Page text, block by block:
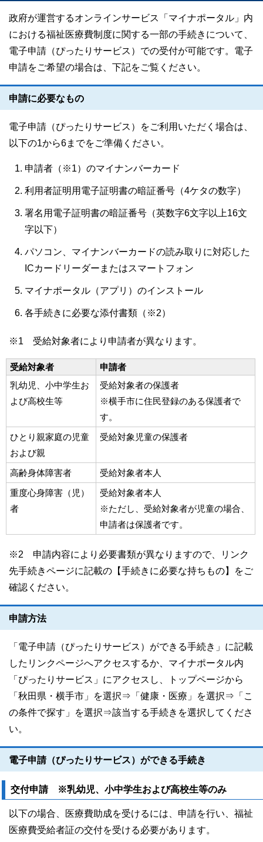
政府が運営するオンラインサービス「マイナポータル」内
における福祉医療費制度に関する一部の手続きについて、
電子申請（ぴったりサービス）での受付が可能です。電子
申請をご希望の場合は、下記をご覧ください。
申請に必要なもの
電子申請（ぴったりサービス）をご利用いただく場合は、
以下の1から6までをご準備ください。
申請者（※1）のマイナンバーカード
利用者証明用電子証明書の暗証番号（4ケタの数字）
署名用電子証明書の暗証番号（英数字6文字以上16文
字以下）
パソコン、マイナンバーカードの読み取りに対応した
ICカードリーダーまたはスマートフォン
マイナポータル（アプリ）のインストール
各手続きに必要な添付書類（※2）
※1 受給対象者により申請者が異なります。
受給対象者
申請者
乳幼児、小中学生お
よび高校生等
受給対象者の保護者
※横手市に住民登録のある保護者で
す。
ひとり親家庭の児童
および親
受給対象児童の保護者
高齢身体障害者
受給対象者本人
重度心身障害（児）
者
受給対象者本人
※ただし、受給対象者が児童の場合、
申請者は保護者です。
※2 申請内容により必要書類が異なりますので、リンク
先手続きページに記載の【手続きに必要な持ちもの】をご
確認ください。
申請方法
「電子申請（ぴったりサービス）ができる手続き」に記載
したリンクページへアクセスするか、マイナポータル内
「ぴったりサービス」にアクセスし、トップページから
「秋田県・横手市」を選択⇒「健康・医療」を選択⇒「こ
の条件で探す」を選択⇒該当する手続きを選択してくださ
い。
電子申請（ぴったりサービス）ができる手続き
交付申請 ※乳幼児、小中学生および高校生等のみ
以下の場合、医療費助成を受けるには、申請を行い、福祉
医療費受給者証の交付を受ける必要があります。